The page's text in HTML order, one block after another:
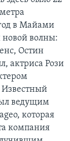
в Майами
новой волны:
Остин
актриса Рози
ведущим
которая
компания